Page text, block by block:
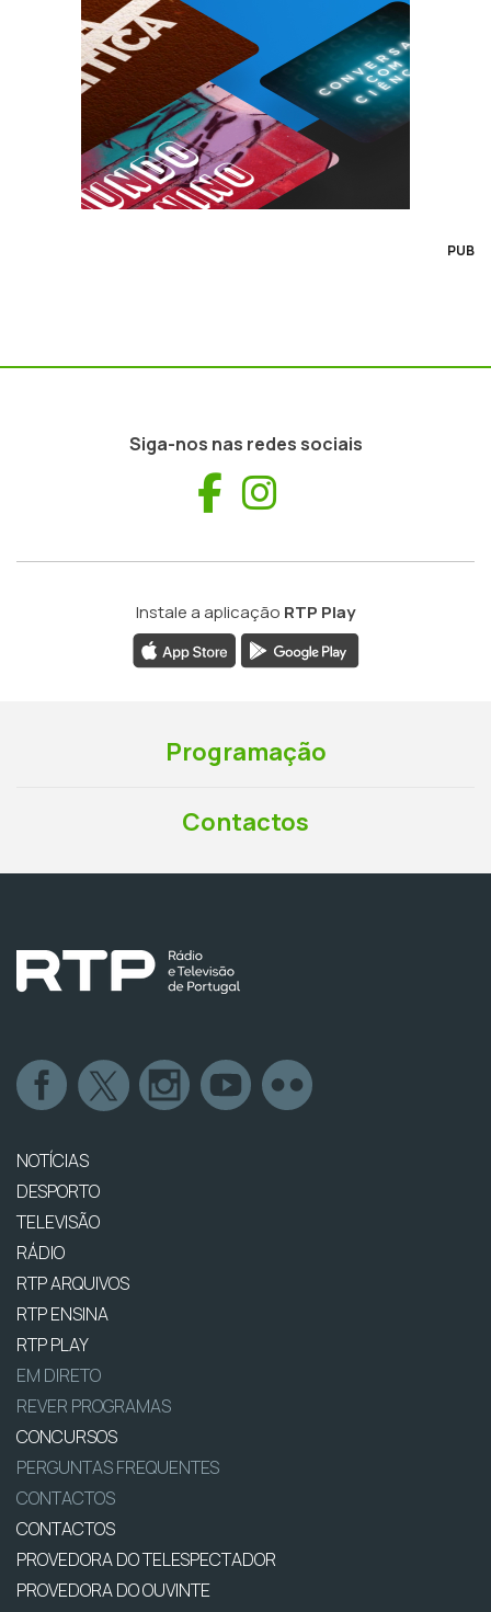
PUB
Siga-nos nas redes sociais
Facebook
Instale a aplicação RTP Play
Programação
Contactos
NOTÍCIAS
DESPORTO
TELEVISÃO
RÁDIO
RTP ARQUIVOS
RTP ENSINA
RTP PLAY
EM DIRETO
REVER PROGRAMAS
CONCURSOS
PERGUNTAS FREQUENTES
CONTACTOS
CONTACTOS
PROVEDORA DO TELESPECTADOR
PROVEDORA DO OUVINTE